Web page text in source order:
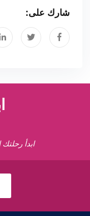
شارك على:
ابدأ